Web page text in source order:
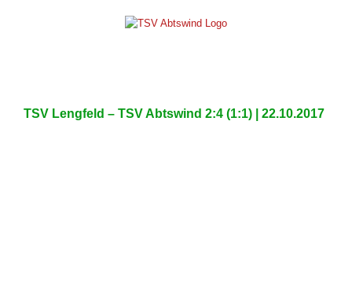
TSV Lengfeld – TSV Abtswind 2:4 (1:1) | 22.10.2017